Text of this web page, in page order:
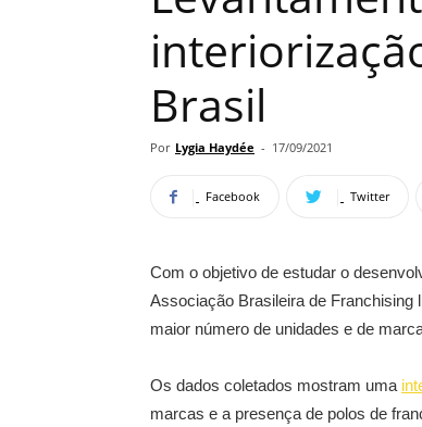
de
Brasil
Por Lygia Haydée - 17/09/2021
Facebook Twitter
Com o objetivo de estudar o
Associação Brasileira de
maior número de unidades e de
Os dados coletados mostram uma
marcas e a presença de polos de